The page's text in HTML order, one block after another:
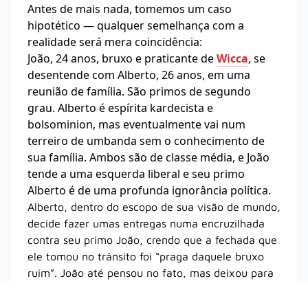
Antes de mais nada, tomemos um caso
hipotético ―qualquersemelhança com a
realidade será mera coincidência:
João, 24 anos, bruxo e praticante deWicca, se
desentende com Alberto, 26 anos, em uma
reunião de família. São primos de segundo
grau. Alberto é espírita kardecista e
bolsominion, mas eventualmente vai num
terreiro de umbanda sem o conhecimento de
sua família. Ambos são de classe média, e João
tende a uma esquerda liberal e seu primo
Alberto é de uma profunda ignorância política.
Alberto, dentro do escopo de sua visão de mundo,
decide fazer umas entregas numa encruzilhada
contra seu primo João, crendo que a fechada que
ele tomou no trânsito foi “praga daquele bruxo
ruim”. João até pensou no fato, mas deixou para